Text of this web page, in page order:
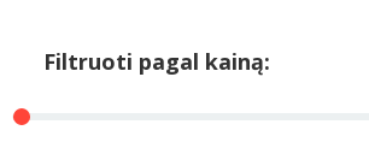
Filtruoti pagal kainą: